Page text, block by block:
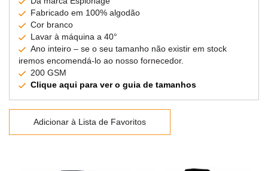
Fabricado em 100% algodão
Cor branco
Lavar à máquina a 40°
Ano inteiro – se o seu tamanho não existir em stock
iremos encomendá-lo ao nosso fornecedor.
200 GSM
Clique aqui para ver o guia de tamanhos
Adicionar à Lista de Favoritos